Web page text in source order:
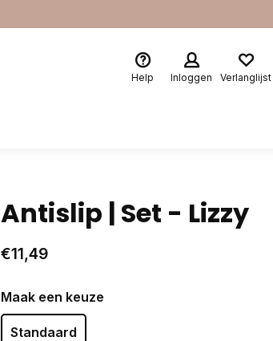
Help Inloggen Verlanglijst
Antislip | Set - Lizzy
€11,49
Maak een keuze
Standaard